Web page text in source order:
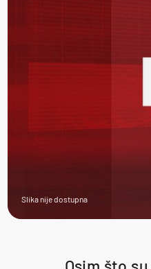
Slika nije dostupna